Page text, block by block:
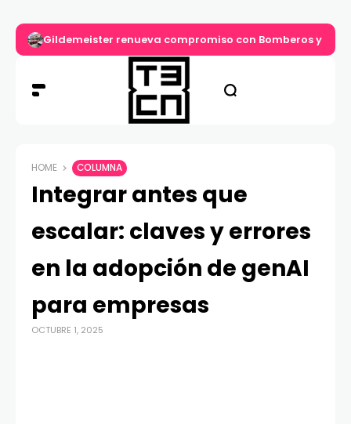
Gildemeister renueva compromiso con Bomberos y
HOME COLUMNA
Integrar antes que
escalar: claves y errores
en la adopción de genAI
para empresas
OCTUBRE 1, 2025